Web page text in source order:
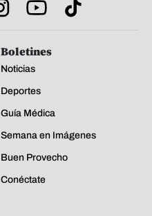
Boletines
Noticias
Deportes
Guía Médica
Semana en Imágenes
Buen Provecho
Conéctate